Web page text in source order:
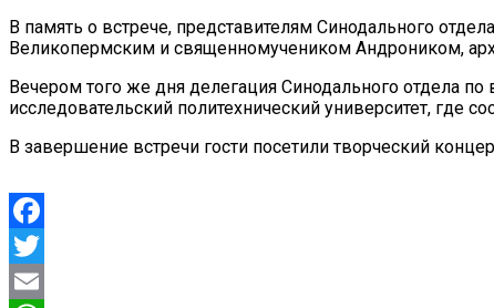
В память о встрече, представителям Синодального
Великопермским и священномучеником Андроником,
Вечером того же дня делегация Синодального отдела
исследовательский политехнический университет, где
В завершение встречи гости посетили творческий
Facebook
Twitter